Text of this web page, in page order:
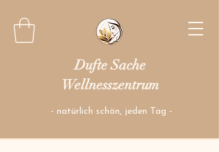
Dufte Sache
Wellnesszentrum
- natürlich schön, jeden Tag -